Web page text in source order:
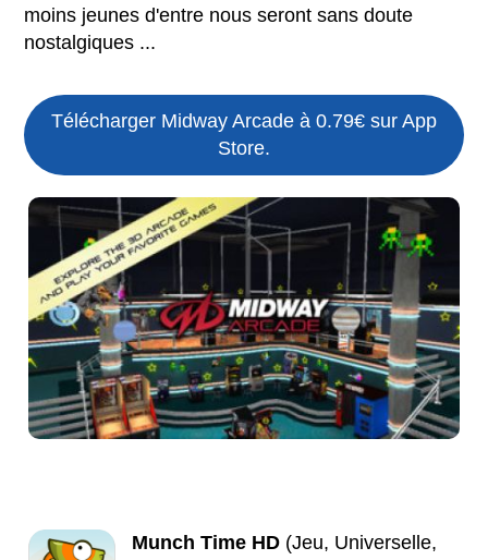
moins jeunes d'entre nous seront sans doute
nostalgiques ...
Télécharger Midway Arcade à 0.79€ sur App
Store.
Munch Time HD (Jeu, Universelle,